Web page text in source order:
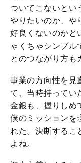
ついてこないとい
やりたいのか、や
好良くないのかと
ゃくちゃシンプル
とのつながり方
事業の方向性を見
て、当時持ってい
金銀も、握りしめ
僕のミッションを
れた。決断するこ
よね。